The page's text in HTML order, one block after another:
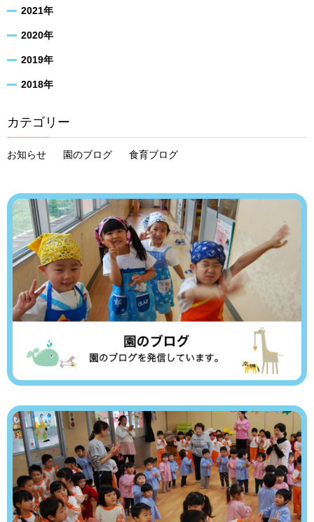
2021年
2020年
2019年
2018年
カテゴリー
お知らせ 園のブログ 食育ブログ